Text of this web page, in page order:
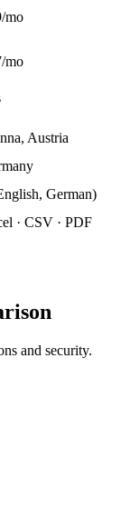
mo
mo
Austria
German)
· CSV · PDF
and security.